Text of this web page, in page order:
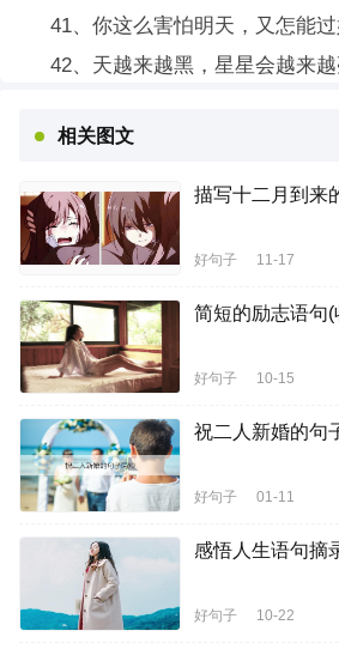
41、你这么害怕明天，又怎能过
42、天越来越黑，星星会越来越
相关图文
描写十二月到来
好句子 11-17
简短的励志语句(
好句子 10-15
祝二人新婚的句
好句子 01-11
感悟人生语句摘
好句子 10-22